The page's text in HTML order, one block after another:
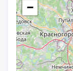
−
Истринский
Каширский